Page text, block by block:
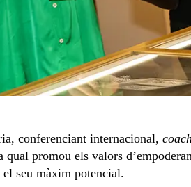
conferenciant internacional, coach
promou els valors
seu màxim potencial.